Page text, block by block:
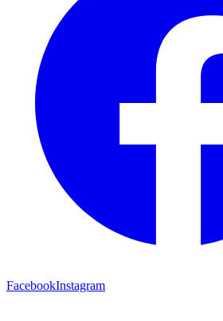
FacebookInstagram